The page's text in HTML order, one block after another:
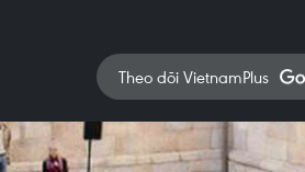
Theo dõi VietnamPlus